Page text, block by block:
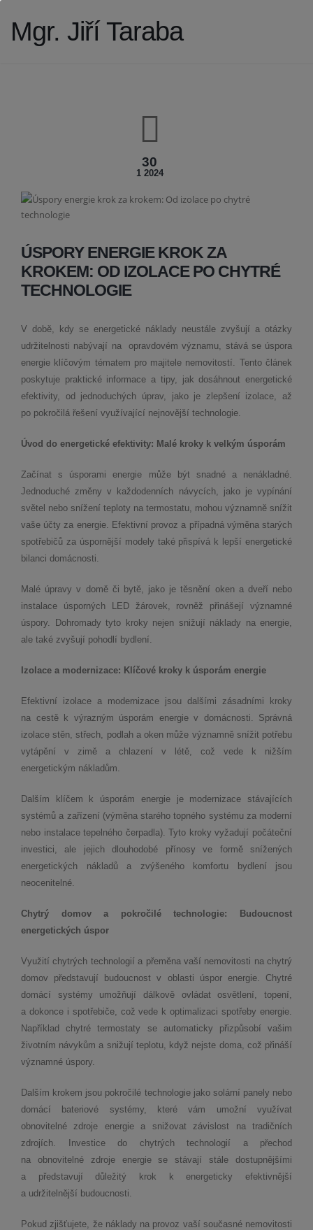
Mgr. Jiří Taraba
30
1 2024
ÚSPORY ENERGIE KROK ZA
KROKEM: OD IZOLACE PO CHYTRÉ
TECHNOLOGIE
V době, kdy se energetické náklady neustále zvyšují a otázky
udržitelnosti nabývají na opravdovém významu, stává se úspora
energie klíčovým tématem pro majitele nemovitostí. Tento článek
poskytuje praktické informace a tipy, jak dosáhnout energetické
efektivity, od jednoduchých úprav, jako je zlepšení izolace, až
po pokročilá řešení využívající nejnovější technologie.
Úvod do energetické efektivity: Malé kroky k velkým úsporám
Začínat s úsporami energie může být snadné a nenákladné.
Jednoduché změny v každodenních návycích, jako je vypínání
světel nebo snížení teploty na termostatu, mohou významně snížit
vaše účty za energie. Efektivní provoz a případná výměna starých
spotřebičů za úspornější modely také přispívá k lepší energetické
bilanci domácnosti.
Malé úpravy v domě či bytě, jako je těsnění oken a dveří nebo
instalace úsporných LED žárovek, rovněž přinášejí významné
úspory. Dohromady tyto kroky nejen snižují náklady na energie,
ale také zvyšují pohodlí bydlení.
Izolace a modernizace: Klíčové kroky k úsporám energie
Efektivní izolace a modernizace jsou dalšími zásadními kroky
na cestě k výrazným úsporám energie v domácnosti. Správná
izolace stěn, střech, podlah a oken může významně snížit potřebu
vytápění v zimě a chlazení v létě, což vede k nižším
energetickým nákladům.
Dalším klíčem k úsporám energie je modernizace stávajících
systémů a zařízení (výměna starého topného systému za moderní
nebo instalace tepelného čerpadla). Tyto kroky vyžadují počáteční
investici, ale jejich dlouhodobé přínosy ve formě snížených
energetických nákladů a zvýšeného komfortu bydlení jsou
neocenitelné.
Chytrý domov a pokročilé technologie: Budoucnost
energetických úspor
Využití chytrých technologií a přeměna vaší nemovitosti na chytrý
domov představují budoucnost v oblasti úspor energie. Chytré
domácí systémy umožňují dálkově ovládat osvětlení, topení,
a dokonce i spotřebiče, což vede k optimalizaci spotřeby energie.
Například chytré termostaty se automaticky přizpůsobí vašim
životním návykům a snižují teplotu, když nejste doma, což přináší
významné úspory.
Dalším krokem jsou pokročilé technologie jako solární panely nebo
domácí bateriové systémy, které vám umožní využívat
obnovitelné zdroje energie a snižovat závislost na tradičních
zdrojích. Investice do chytrých technologií a přechod
na obnovitelné zdroje energie se stávají stále dostupnějšími
a představují důležitý krok k energeticky efektivnější
a udržitelnější budoucnosti.
Pokud zjišťujete, že náklady na provoz vaší současné nemovitosti